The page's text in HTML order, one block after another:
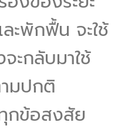
ะพักฟื้น จะใช้
ะกลับมาใช้
มปกติ
กข้อสงสัย